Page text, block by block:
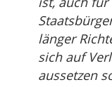
länger
sich auf
aussetzen